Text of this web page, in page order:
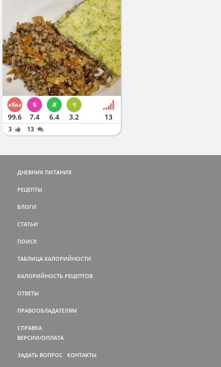
99.6 7.4 6.4 3.2 13
3 13
ДНЕВНИК ПИТАНИЯ
РЕЦЕПТЫ
БЛОГИ
СТАТЬИ
ПОИСК
ТАБЛИЦА КАЛОРИЙНОСТИ
КАЛОРИЙНОСТЬ РЕЦЕПТОВ
ОТВЕТЫ
ПРАВООБЛАДАТЕЛЯМ
СПРАВКА
ВЕРСИИ/ОПЛАТА
ЗАДАТЬ ВОПРОС КОНТАКТЫ